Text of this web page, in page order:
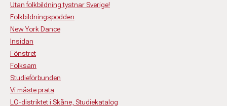
Utan folkbildning tystnar Sverige!
Folkbildningspodden
New York Dance
Insidan
Fönstret
Folksam
Studieförbunden
Vi måste prata
LO-distriktet i Skåne, Studiekatalog